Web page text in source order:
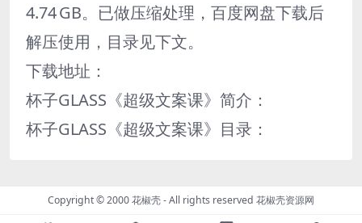
4.74 GB。已做压缩处理，百度网盘下载后
解压使用，目录见下文。
下载地址：
杯子GLASS《超级文案课》简介：
杯子GLASS《超级文案课》目录：
Copyright © 2000 花椒壳 - All rights reserved 花椒壳资源网